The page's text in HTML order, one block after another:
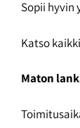
Sopii hyvin
Katso
Maton